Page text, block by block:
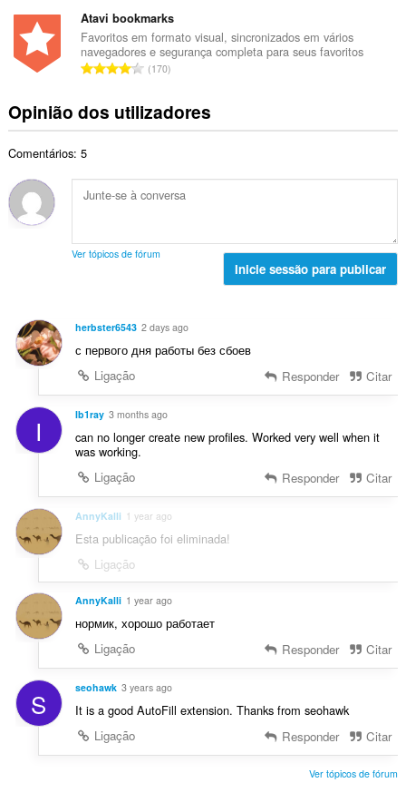
l
i
a
ç
e
s
d
e
a
v
l
i
õ
e
o
t
a
e
a
l
i
ç
õ
m
e
r
o
o
t
d
e
a
ç
õ
:
Atavi bookmarks
Favoritos em formato visual, sincronizados em vários
navegadores e segurança completa para seus favoritos
N
m
e
t
o
l
v
l
a
ç
õ
e
170
Opinião dos utilizadores
Comentários: 5
Ver tópicos de fórum
Inicie sessão para publicar
herbster6543 2 days ago
с первого дня работы без сбоев
Ligação
Responder Citar
I Ib1ray 3 months ago
can no longer create new profiles. Worked very well when it
was working.
Ligação
Responder Citar
AnnyKalli 1 year ago
Esta publicação foi eliminada!
Ligação
AnnyKalli 1 year ago
нормик, хорошо работает
Ligação
Responder Citar
S seohawk 3 years ago
It is a good AutoFill extension. Thanks from seohawk
Ligação
Responder Citar
Ver tópicos de fórum